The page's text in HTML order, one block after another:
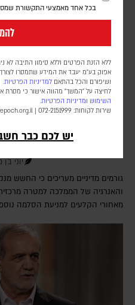
בכל אחד מאמצעי התקשורת
ללא הזנת הפרטים וללא סימון התיבה לא
אפוק בע״מ יעבד את המידע שתמסרו
ושיפורם והכל בהתאם למדיניות הפרטיות.
לחיצה על "המשך" מהווה אישור כי מסרת
השימוש ומדיניות הפרטיות.
שירות לקוחות: 072-2151999 |
יש לכם כבר
יוני
גורמים מדיניים מעריכים כי החשש
והאנרגיה של הממלכה למטרה
מאחורי הקלעים למניעת הסלמה